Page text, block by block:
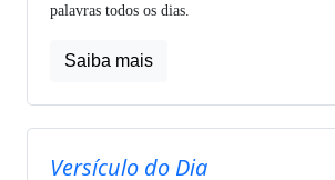
palavras todos os dias.
Saiba mais
Versículo do Dia